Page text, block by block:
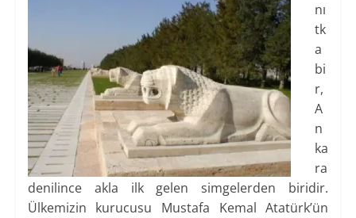
nı
tk
a
bi
r,
A
n
ka
ra
denilince akla ilk gelen simgelerden biridir.
Ülkemizin kurucusu Mustafa Kemal Atatürk’ün